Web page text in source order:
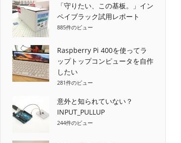
「守りたい、この基板。」イン
ペイブラック試用レポート
885件のビュー
Raspberry Pi 400を使ってラ
ップトップコンピュータを自作
したい
281件のビュー
意外と知られていない？
INPUT_PULLUP
244件のビュー